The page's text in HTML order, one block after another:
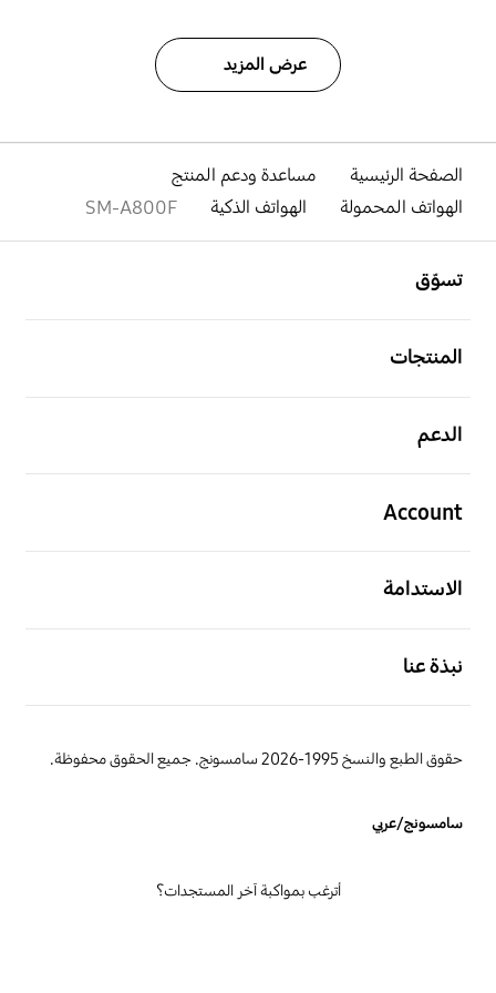
عرض المزيد
الصفحة الرئيسية
مساعدة ودعم المنتج
الهواتف المحمولة
الهواتف الذكية SM-A800F
تسوّق
المنتجات
الدعم
Account
الاستدامة
نبذة عنا
حقوق الطبع والنسخ 1995-2026 سامسونج. جميع الحقوق محفوظة.
سامسونج/عربي
أترغب بمواكبة آخر المستجدات؟